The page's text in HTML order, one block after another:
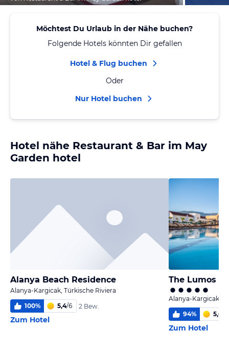
Möchtest Du Urlaub in der Nähe buchen?
Folgende Hotels könnten Dir gefallen
Hotel & Flug buchen
Oder
Nur Hotel buchen
Hotel nähe Restaurant & Bar im May
Garden hotel
Alanya Beach Residence
Alanya-Kargicak, Türkische Riviera
100% 5,4/6 2 Bew.
Zum Hotel
The Lumos
Alanya-Kargicak,
94% 5,6
Zum Hotel